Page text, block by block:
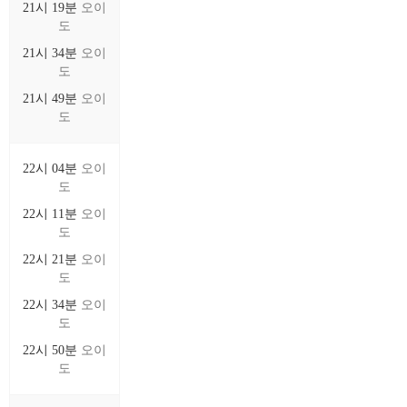
21시 19분 오이
도
21시 34분 오이
도
21시 49분 오이
도
22시 04분 오이
도
22시 11분 오이
도
22시 21분 오이
도
22시 34분 오이
도
22시 50분 오이
도